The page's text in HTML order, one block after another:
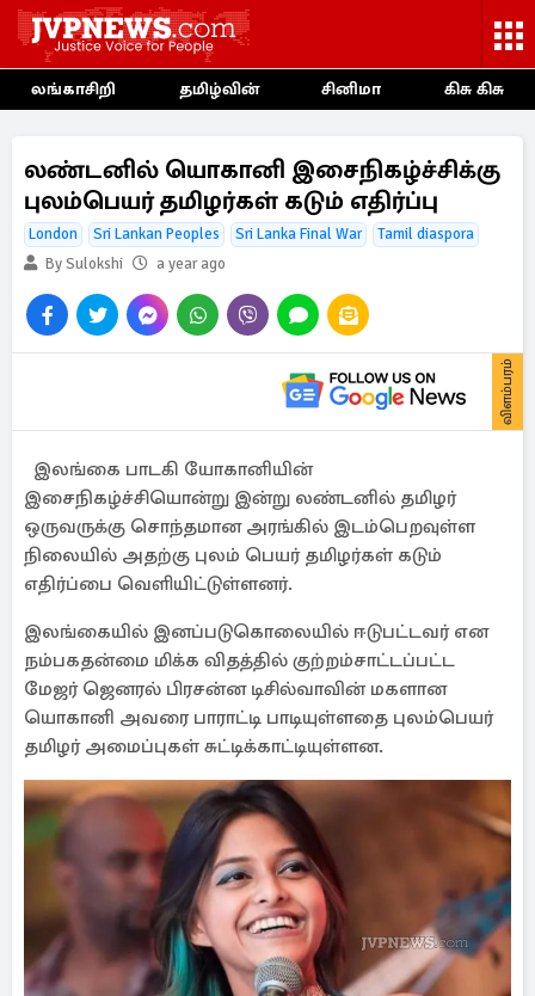
லங்காசிறி தமிழ்வின் சினிமா கிசு கிசு
லண்டனில் யொகானி இசைநிகழ்ச்சிக்கு
புலம்பெயர் தமிழர்கள் கடும் எதிர்ப்பு
London Sri Lankan Peoples Sri Lanka Final War
Tamil diaspora
By Sulokshi
a year ago
விளம்பரம்
இலங்கை பாடகி யோகானியின்
இசைநிகழ்ச்சியொன்று இன்று லண்டனில் தமிழர்
ஒருவருக்கு சொந்தமான அரங்கில் இடம்பெறவுள்ள
நிலையில் அதற்கு புலம் பெயர் தமிழர்கள் கடும்
எதிர்ப்பை வெளியிட்டுள்ளனர்.
இலங்கையில் இனப்படுகொலையில் ஈடுபட்டவர் என
நம்பகதன்மை மிக்க விதத்தில் குற்றம்சாட்டப்பட்ட
மேஜர் ஜெனரல் பிரசன்ன டிசில்வாவின் மகளான
யொகானி அவரை பாராட்டி பாடியுள்ளதை புலம்பெயர்
தமிழர் அமைப்புகள் சுட்டிக்காட்டியுள்ளன.